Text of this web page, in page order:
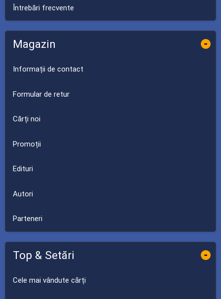
Întrebări frecvente
Magazin -
Informații de contact
Formular de retur
Cărți noi
Promoții
Edituri
Autori
Parteneri
Top & Setări -
Cele mai vândute cărți